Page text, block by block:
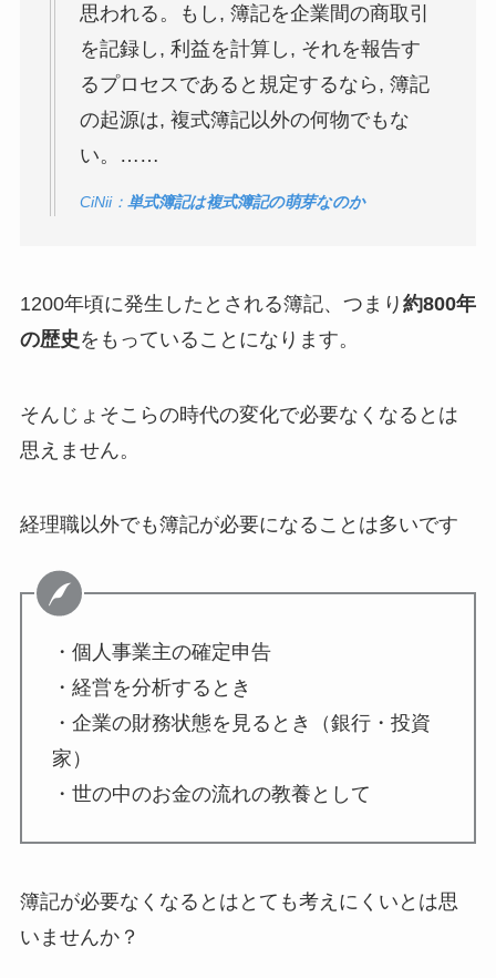
思われる。もし, 簿記を企業間の商取引
を記録し, 利益を計算し, それを報告す
るプロセスであると規定するなら, 簿記
の起源は, 複式簿記以外の何物でもな
い。……
CiNii： 単式簿記は複式簿記の萌芽なのか
1200年頃に発生したとされる簿記、つまり 約800年
の歴史 をもっていることになります。
そんじょそこらの時代の変化で必要なくなるとは
思えません。
経理職以外でも簿記が必要になることは多いです
・個人事業主の確定申告
・経営を分析するとき
・企業の財務状態を見るとき（銀行・投資
家）
・世の中のお金の流れの教養として
簿記が必要なくなるとはとても考えにくいとは思
いませんか？